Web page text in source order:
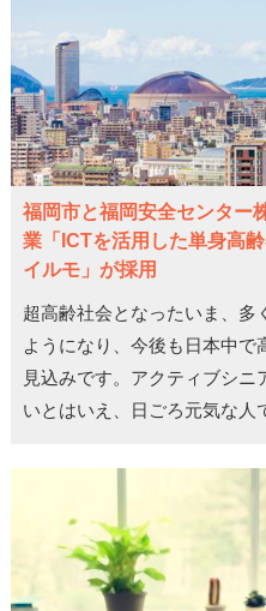
福岡市と福岡安全センター
業「ICTを活用した単身高
イルモ」が採用
超高齢社会となったいま、多
ようになり、今後も日本中で
見込みです。アクティブシ
いとはいえ、日ごろ元気な人